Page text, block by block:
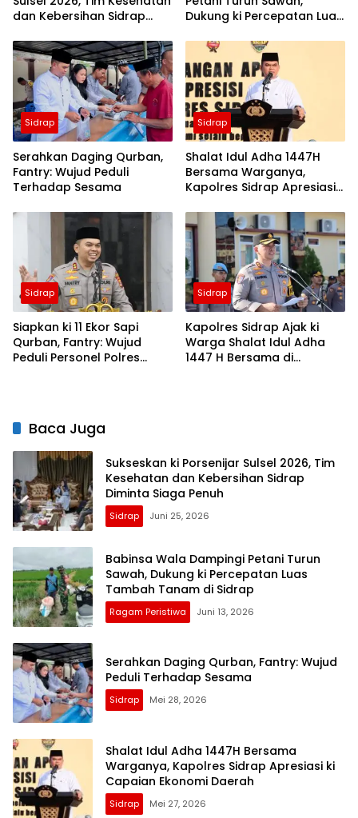
dan Kebersihan Sidrap
Dukung ki Percepatan Luas
Sidrap
Serahkan Daging Qurban,
Fantry: Wujud Peduli
Terhadap Sesama
Sidrap
Shalat Idul Adha 1447H
Bersama Warganya,
Kapolres Sidrap Apresiasi
Daerah
Sidrap
Siapkan ki 11 Ekor Sapi
Qurban, Fantry: Wujud
Peduli Personel Polres
Sidrap
Kapolres Sidrap Ajak ki
Warga Shalat Idul Adha
1447 H Bersama di
Baca Juga
Sukseskan ki Porsenijar Sulsel 2026, Tim
Kesehatan dan Kebersihan Sidrap
Diminta Siaga Penuh
Sidrap Juni 25, 2026
Babinsa Wala Dampingi Petani Turun
Sawah, Dukung ki Percepatan Luas
Tambah Tanam di Sidrap
Ragam Peristiwa Juni 13, 2026
Serahkan Daging Qurban, Fantry: Wujud
Peduli Terhadap Sesama
Sidrap Mei 28, 2026
Shalat Idul Adha 1447H Bersama
Warganya, Kapolres Sidrap Apresiasi ki
Capaian Ekonomi Daerah
Sidrap Mei 27, 2026